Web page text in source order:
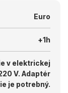
Euro
+1h
v elektrickej
V. Adaptér
je potrebný.